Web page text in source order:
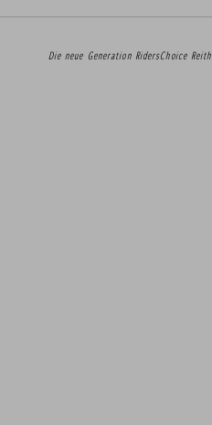
Die neue Generation RidersChoice